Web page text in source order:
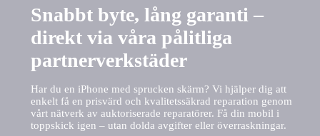
Snabbt byte, lång garanti –
direkt via våra pålitliga
partnerverkstäder
Har du en iPhone med sprucken skärm? Vi hjälper dig att
enkelt få en prisvärd och kvalitetssäkrad reparation genom
vårt nätverk av auktoriserade reparatörer. Få din mobil i
toppskick igen – utan dolda avgifter eller överraskningar.